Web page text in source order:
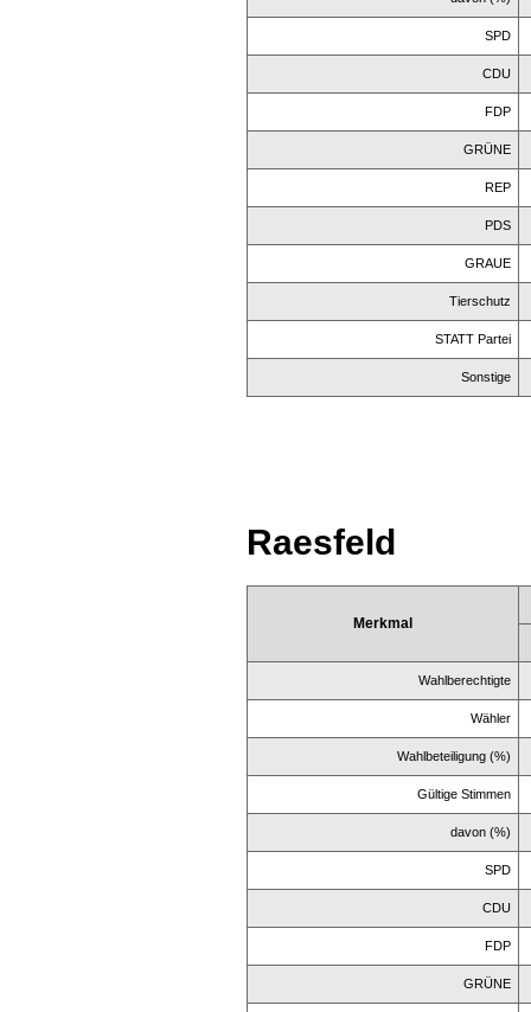
SPD
CDU
FDP
GRÜNE
REP
PDS
GRAUE
Tierschutz
STATT Partei
Sonstige
Raesfeld
Merkmal
Wahlberechtigte
Wähler
Wahlbeteiligung (%)
Gültige Stimmen
davon (%)
SPD
CDU
FDP
GRÜNE